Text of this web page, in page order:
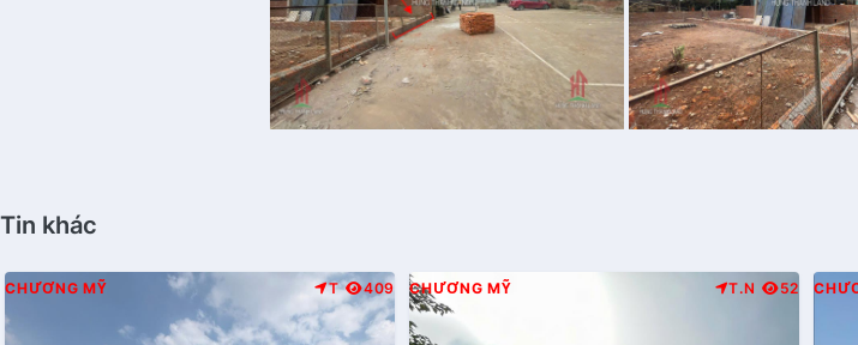
Tin khác
CHƯƠNG MỸ T 409 CHƯƠNG MỸ T.N 52